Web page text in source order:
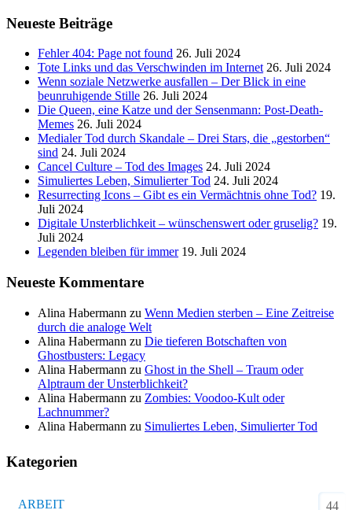
Neueste Beiträge
Fehler 404: Page not found 26. Juli 2024
Tote Links und das Verschwinden im Internet 26. Juli 2024
Wenn soziale Netzwerke ausfallen – Der Blick in eine
beunruhigende Stille 26. Juli 2024
Die Queen, eine Katze und der Sensenmann: Post-Death-
Memes 26. Juli 2024
Medialer Tod durch Skandale – Drei Stars, die „gestorben“
sind 24. Juli 2024
Cancel Culture – Tod des Images 24. Juli 2024
Simuliertes Leben, Simulierter Tod 24. Juli 2024
Resurrecting Icons – Gibt es ein Vermächtnis ohne Tod? 19.
Juli 2024
Digitale Unsterblichkeit – wünschenswert oder gruselig? 19.
Juli 2024
Legenden bleiben für immer 19. Juli 2024
Neueste Kommentare
Alina Habermann zu Wenn Medien sterben – Eine Zeitreise
durch die analoge Welt
Alina Habermann zu Die tieferen Botschaften von
Ghostbusters: Legacy
Alina Habermann zu Ghost in the Shell – Traum oder
Alptraum der Unsterblichkeit?
Alina Habermann zu Zombies: Voodoo-Kult oder
Lachnummer?
Alina Habermann zu Simuliertes Leben, Simulierter Tod
Kategorien
ARBEIT
44